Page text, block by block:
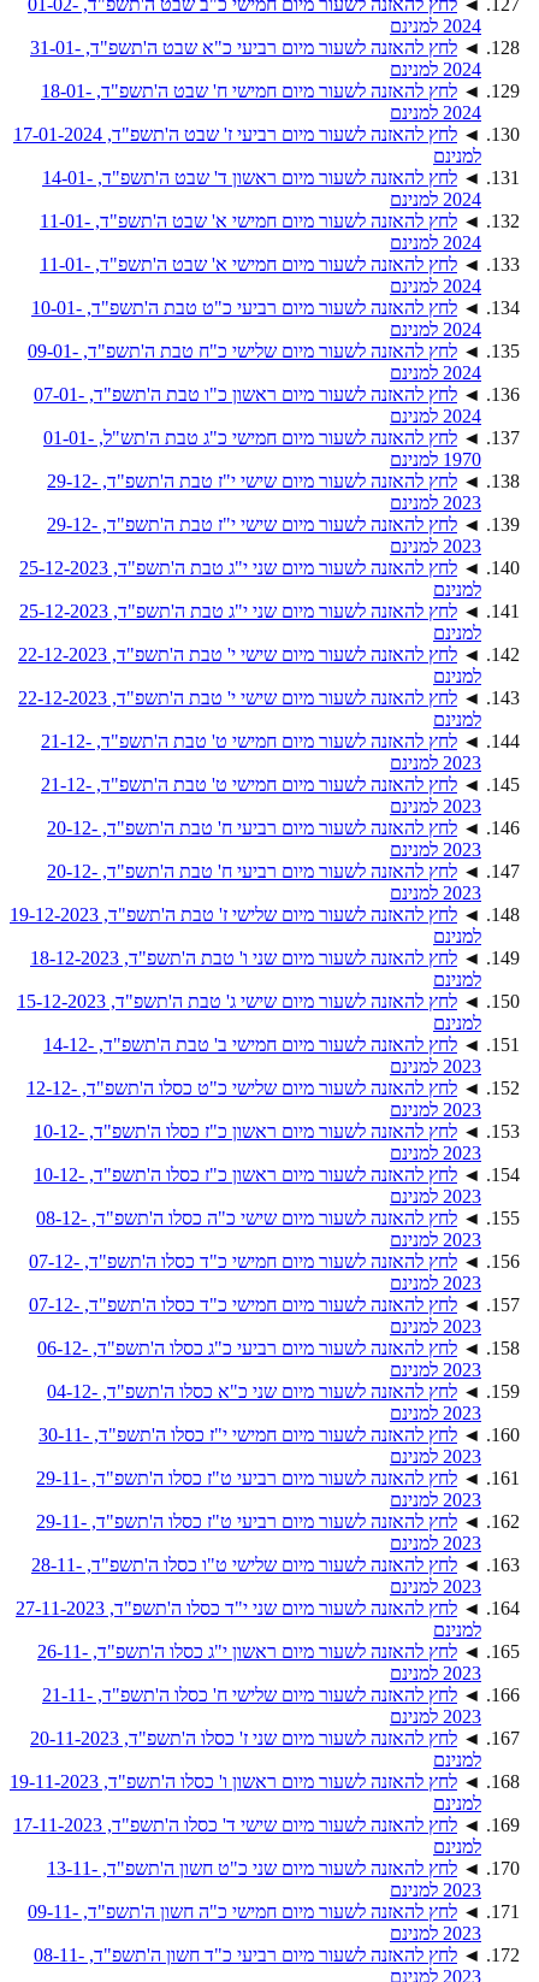
◄
לחץ להאזנה לשעור מיום חמישי כ"ב שבט ה'תשפ"ד, 01-02-
2024 למנינם
◄
לחץ להאזנה לשעור מיום רביעי כ"א שבט ה'תשפ"ד, 31-01-
2024 למנינם
◄
לחץ להאזנה לשעור מיום חמישי ח' שבט ה'תשפ"ד, 18-01-
2024 למנינם
◄
לחץ להאזנה לשעור מיום רביעי ז' שבט ה'תשפ"ד, 17-01-2024
למנינם
◄
לחץ להאזנה לשעור מיום ראשון ד' שבט ה'תשפ"ד, 14-01-
2024 למנינם
◄
לחץ להאזנה לשעור מיום חמישי א' שבט ה'תשפ"ד, 11-01-
2024 למנינם
◄
לחץ להאזנה לשעור מיום חמישי א' שבט ה'תשפ"ד, 11-01-
2024 למנינם
◄
לחץ להאזנה לשעור מיום רביעי כ"ט טבת ה'תשפ"ד, 10-01-
2024 למנינם
◄
לחץ להאזנה לשעור מיום שלישי כ"ח טבת ה'תשפ"ד, 09-01-
2024 למנינם
◄
לחץ להאזנה לשעור מיום ראשון כ"ו טבת ה'תשפ"ד, 07-01-
2024 למנינם
◄
לחץ להאזנה לשעור מיום חמישי כ"ג טבת ה'תש"ל, 01-01-
1970 למנינם
◄
לחץ להאזנה לשעור מיום שישי י"ז טבת ה'תשפ"ד, 29-12-
2023 למנינם
◄
לחץ להאזנה לשעור מיום שישי י"ז טבת ה'תשפ"ד, 29-12-
2023 למנינם
◄
לחץ להאזנה לשעור מיום שני י"ג טבת ה'תשפ"ד, 25-12-2023
למנינם
◄
לחץ להאזנה לשעור מיום שני י"ג טבת ה'תשפ"ד, 25-12-2023
למנינם
◄
לחץ להאזנה לשעור מיום שישי י' טבת ה'תשפ"ד, 22-12-2023
למנינם
◄
לחץ להאזנה לשעור מיום שישי י' טבת ה'תשפ"ד, 22-12-2023
למנינם
◄
לחץ להאזנה לשעור מיום חמישי ט' טבת ה'תשפ"ד, 21-12-
2023 למנינם
◄
לחץ להאזנה לשעור מיום חמישי ט' טבת ה'תשפ"ד, 21-12-
2023 למנינם
◄
לחץ להאזנה לשעור מיום רביעי ח' טבת ה'תשפ"ד, 20-12-
2023 למנינם
◄
לחץ להאזנה לשעור מיום רביעי ח' טבת ה'תשפ"ד, 20-12-
2023 למנינם
◄
לחץ להאזנה לשעור מיום שלישי ז' טבת ה'תשפ"ד, 19-12-2023
למנינם
◄
לחץ להאזנה לשעור מיום שני ו' טבת ה'תשפ"ד, 18-12-2023
למנינם
◄
לחץ להאזנה לשעור מיום שישי ג' טבת ה'תשפ"ד, 15-12-2023
למנינם
◄
לחץ להאזנה לשעור מיום חמישי ב' טבת ה'תשפ"ד, 14-12-
2023 למנינם
◄
לחץ להאזנה לשעור מיום שלישי כ"ט כסלו ה'תשפ"ד, 12-12-
2023 למנינם
◄
לחץ להאזנה לשעור מיום ראשון כ"ז כסלו ה'תשפ"ד, 10-12-
2023 למנינם
◄
לחץ להאזנה לשעור מיום ראשון כ"ז כסלו ה'תשפ"ד, 10-12-
2023 למנינם
◄
לחץ להאזנה לשעור מיום שישי כ"ה כסלו ה'תשפ"ד, 08-12-
2023 למנינם
◄
לחץ להאזנה לשעור מיום חמישי כ"ד כסלו ה'תשפ"ד, 07-12-
2023 למנינם
◄
לחץ להאזנה לשעור מיום חמישי כ"ד כסלו ה'תשפ"ד, 07-12-
2023 למנינם
◄
לחץ להאזנה לשעור מיום רביעי כ"ג כסלו ה'תשפ"ד, 06-12-
2023 למנינם
◄
לחץ להאזנה לשעור מיום שני כ"א כסלו ה'תשפ"ד, 04-12-
2023 למנינם
◄
לחץ להאזנה לשעור מיום חמישי י"ז כסלו ה'תשפ"ד, 30-11-
2023 למנינם
◄
לחץ להאזנה לשעור מיום רביעי ט"ז כסלו ה'תשפ"ד, 29-11-
2023 למנינם
◄
לחץ להאזנה לשעור מיום רביעי ט"ז כסלו ה'תשפ"ד, 29-11-
2023 למנינם
◄
לחץ להאזנה לשעור מיום שלישי ט"ו כסלו ה'תשפ"ד, 28-11-
2023 למנינם
◄
לחץ להאזנה לשעור מיום שני י"ד כסלו ה'תשפ"ד, 27-11-2023
למנינם
◄
לחץ להאזנה לשעור מיום ראשון י"ג כסלו ה'תשפ"ד, 26-11-
2023 למנינם
◄
לחץ להאזנה לשעור מיום שלישי ח' כסלו ה'תשפ"ד, 21-11-
2023 למנינם
◄
לחץ להאזנה לשעור מיום שני ז' כסלו ה'תשפ"ד, 20-11-2023
למנינם
◄
לחץ להאזנה לשעור מיום ראשון ו' כסלו ה'תשפ"ד, 19-11-2023
למנינם
◄
לחץ להאזנה לשעור מיום שישי ד' כסלו ה'תשפ"ד, 17-11-2023
למנינם
◄
לחץ להאזנה לשעור מיום שני כ"ט חשון ה'תשפ"ד, 13-11-
2023 למנינם
◄
לחץ להאזנה לשעור מיום חמישי כ"ה חשון ה'תשפ"ד, 09-11-
2023 למנינם
◄
לחץ להאזנה לשעור מיום רביעי כ"ד חשון ה'תשפ"ד, 08-11-
2023 למנינם